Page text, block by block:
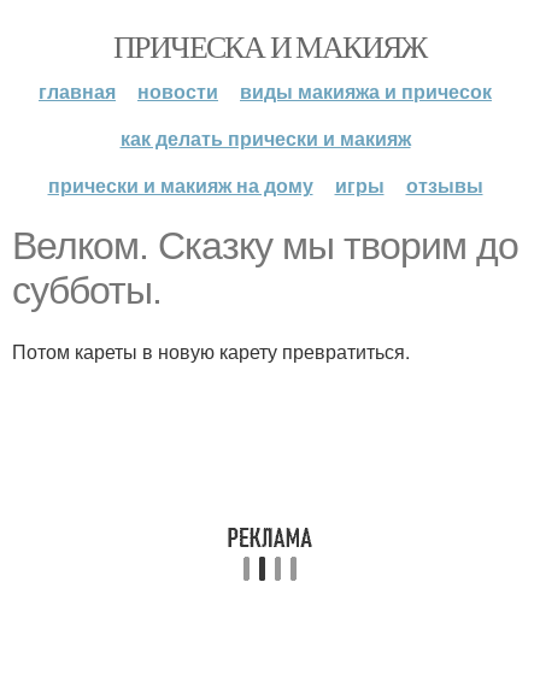
ПРИЧЕСКА И МАКИЯЖ
главная новости
виды макияжа и причесок
как делать прически и макияж
прически и макияж на дому
игры отзывы
Велком. Сказку мы творим до
субботы.
Потом кареты в новую карету превратиться.